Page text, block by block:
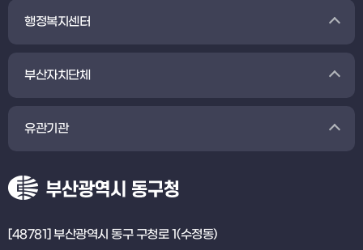
행정복지센터
부산자치단체
유관기관
[48781] 부산광역시 동구 구청로 1(수정동)